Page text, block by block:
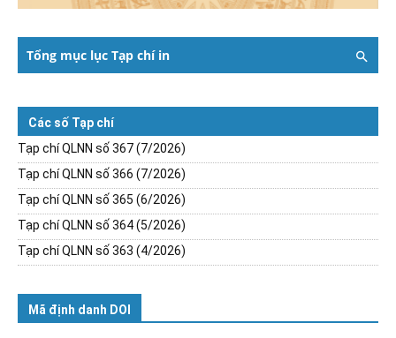
Tổng mục lục Tạp chí in
Các số Tạp chí
Tạp chí QLNN số 367 (7/2026)
Tạp chí QLNN số 366 (7/2026)
Tạp chí QLNN số 365 (6/2026)
Tạp chí QLNN số 364 (5/2026)
Tạp chí QLNN số 363 (4/2026)
Mã định danh DOI